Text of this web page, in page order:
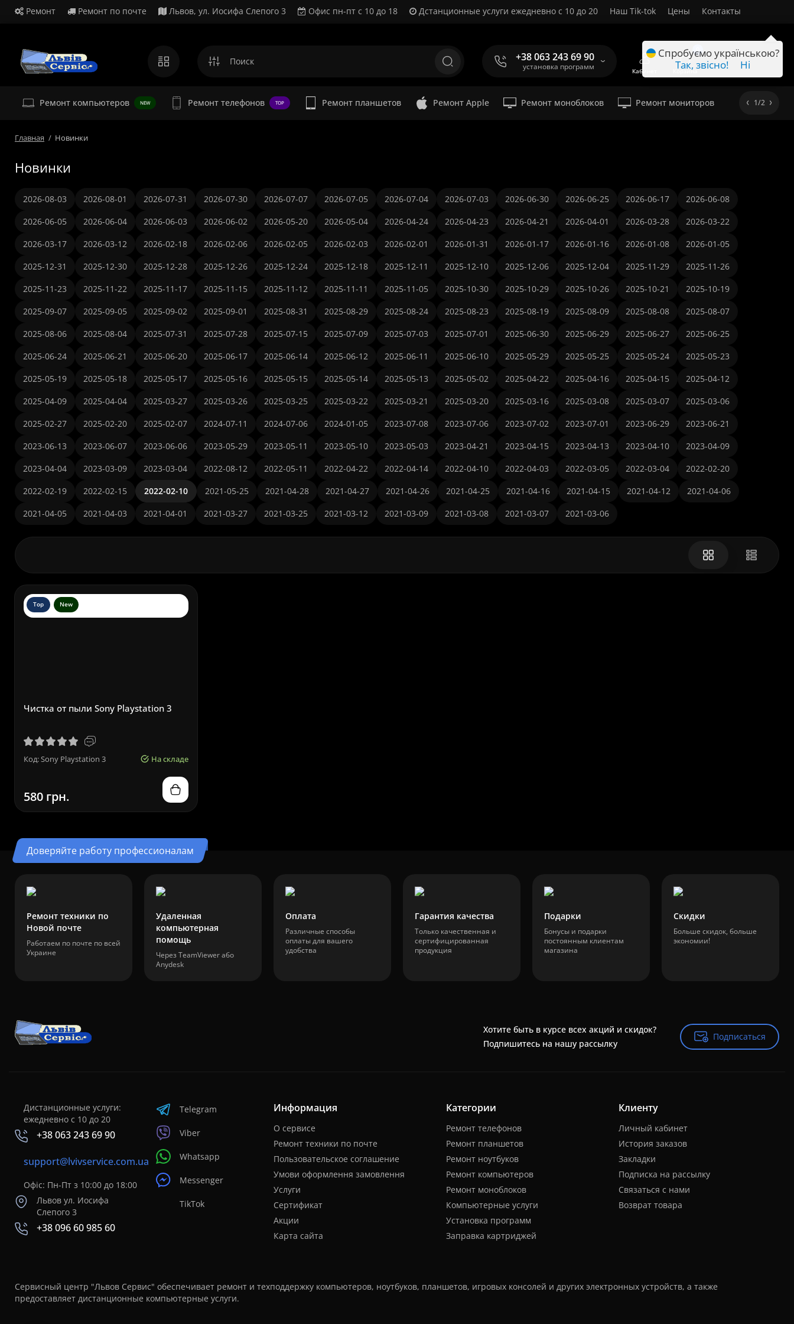
Ремонт Ремонт по почте Львов, ул. Иосифа Слепого 3 Офис пн-пт с 10 до 18 Дстанционные услуги ежедневно с 10 до 20 Наш Tik-tok Цены
Контакты
+38 063 243 69 90
установка программ Кабинет Корзина
Ремонт компьютеров NEW Ремонт телефонов TOP Ремонт планшетов Ремонт Apple Ремонт моноблоков Ремонт мониторов 1/2
Главная Новинки
Новинки
2026-08-03 2026-08-01 2026-07-31 2026-07-30 2026-07-07 2026-07-05 2026-07-04 2026-07-03 2026-06-30 2026-06-25 2026-06-17
2026-06-08
2026-06-05
2026-06-04 2026-06-03 2026-06-02 2026-05-20 2026-05-04 2026-04-24 2026-04-23 2026-04-21 2026-04-01 2026-03-28
2026-03-22
2026-03-17
2026-03-12 2026-02-18 2026-02-06 2026-02-05 2026-02-03 2026-02-01 2026-01-31 2026-01-17 2026-01-16 2026-01-08
2026-01-05
2025-12-31
2025-12-30 2025-12-28 2025-12-26 2025-12-24 2025-12-18 2025-12-11 2025-12-10 2025-12-06 2025-12-04 2025-11-29
2025-11-26
2025-11-23
2025-11-22 2025-11-17 2025-11-15 2025-11-12 2025-11-11 2025-11-05 2025-10-30 2025-10-29 2025-10-26 2025-10-21
2025-10-19
2025-09-07
2025-09-05 2025-09-02 2025-09-01 2025-08-31 2025-08-29 2025-08-24 2025-08-23 2025-08-19 2025-08-09 2025-08-08
2025-08-07
2025-08-06
2025-08-04 2025-07-31 2025-07-28 2025-07-15 2025-07-09 2025-07-03 2025-07-01 2025-06-30 2025-06-29 2025-06-27
2025-06-25
2025-06-24
2025-06-21 2025-06-20 2025-06-17 2025-06-14 2025-06-12 2025-06-11 2025-06-10 2025-05-29 2025-05-25 2025-05-24
2025-05-23
2025-05-19
2025-05-18 2025-05-17 2025-05-16 2025-05-15 2025-05-14 2025-05-13 2025-05-02 2025-04-22 2025-04-16 2025-04-15
2025-04-12
2025-04-09
2025-04-04 2025-03-27 2025-03-26 2025-03-25 2025-03-22 2025-03-21 2025-03-20 2025-03-16 2025-03-08 2025-03-07
2025-03-06
2025-02-27
2025-02-20 2025-02-07 2024-07-11 2024-07-06 2024-01-05 2023-07-08 2023-07-06 2023-07-02 2023-07-01 2023-06-29
2023-06-21
2023-06-13
2023-06-07 2023-06-06 2023-05-29 2023-05-11 2023-05-10 2023-05-03 2023-04-21 2023-04-15 2023-04-13 2023-04-10
2023-04-09
2023-04-04
2023-03-09 2023-03-04 2022-08-12 2022-05-11 2022-04-22 2022-04-14 2022-04-10 2022-04-03 2022-03-05 2022-03-04
2022-02-20
2022-02-19
2022-02-15 2022-02-10 2021-05-25 2021-04-28 2021-04-27 2021-04-26 2021-04-25 2021-04-16 2021-04-15 2021-04-12
2021-04-06
2021-04-05
2021-04-03 2021-04-01 2021-03-27 2021-03-25 2021-03-12 2021-03-09 2021-03-08 2021-03-07 2021-03-06
Top New
Чистка от пыли Sony Playstation 3
Код: Sony Playstation 3 На складе
580 грн.
Доверяйте работу профессионалам
Ремонт техники по
Новой почте
Работаем по почте по всей
Украине
Удаленная
компьютерная
помощь
Через TeamViewer або
Anydesk
Оплата
Различные способы
оплаты для вашего
удобства
Гарантия качества
Только качественная и
сертифицированная
продукция
Подарки
Бонусы и подарки
постоянным клиентам
магазина
Скидки
Больше скидок, больше
экономии!
Хотите быть в курсе всех акций и скидок?
Подпишитесь на нашу рассылку
Подписаться
Подписаться
Дистанционные услуги:
ежедневно с 10 до 20
+38 063 243 69 90
support@lvivservice.com.ua
Офіс: Пн-Пт з 10:00 до 18:00
Львов ул. Иосифа
Слепого 3
+38 096 60 985 60
Telegram
Viber
Whatsapp
Messenger
TikTok
Информация
О сервисе
Ремонт техники по почте
Пользовательское соглашение
Умови оформлення замовлення
Услуги
Сертификат
Акции
Карта сайта
Категории
Ремонт телефонов
Ремонт планшетов
Ремонт ноутбуков
Ремонт компьютеров
Ремонт моноблоков
Компьютерные услуги
Установка программ
Заправка картриджей
Клиенту
Личный кабинет
История заказов
Закладки
Подписка на рассылку
Связаться с нами
Возврат товара
Сервисный центр "Львов Сервис" обеспечивает ремонт и техподдержку компьютеров, ноутбуков, планшетов, игровых консолей и других электронных устройств, а также
предоставляет дистанционные компьютерные услуги.
Спробуємо українською?
Так, звісно!
Ні